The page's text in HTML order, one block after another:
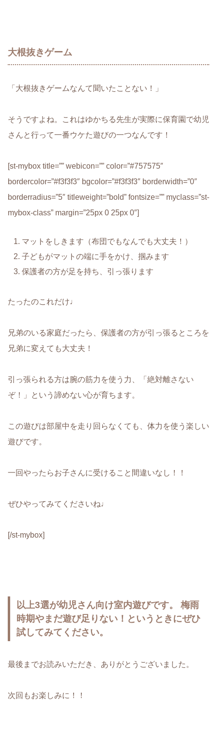
大根抜きゲーム
「大根抜きゲームなんて聞いたことない！」
そうですよね。これはゆかちる先生が実際に保育園で幼児
さんと行って一番ウケた遊びの一つなんです！
[st-mybox title=”” webicon=”” color=”#757575″
bordercolor=”#f3f3f3″ bgcolor=”#f3f3f3″ borderwidth=”0″
borderradius=”5″ titleweight=”bold” fontsize=”” myclass=”st-
mybox-class” margin=”25px 0 25px 0″]
マットをしきます（布団でもなんでも大丈夫！）
子どもがマットの端に手をかけ、掴みます
保護者の方が足を持ち、引っ張ります
たったのこれだけ♩
兄弟のいる家庭だったら、保護者の方が引っ張るところを
兄弟に変えて も大丈夫！
引っ張られる方は腕の筋力を使う力、「絶対離さない
ぞ！」という諦めない心が育ちます。
この遊びは部屋中を走り回らなくても、体力を使う楽しい
遊びです。
一回やったらお子さんに受けること間違いなし！！
ぜひやってみてくださいね♩
[/st-mybox]
以上3選が幼児さん向け室内遊びです。 梅雨
時期やまだ遊び足りない！というときにぜひ
試してみてください。
最後までお読みいただき、ありがとうございました。
次回もお楽しみに！！